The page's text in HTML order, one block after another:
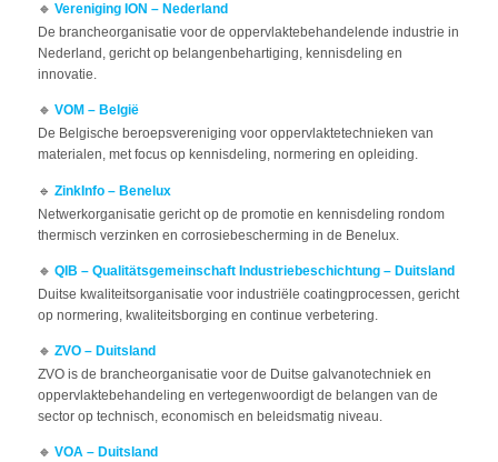
🔹 Vereniging ION – Nederland
De brancheorganisatie voor de oppervlaktebehandelende industrie in
Nederland, gericht op belangenbehartiging, kennisdeling en
innovatie.
🔹 VOM – België
De Belgische beroepsvereniging voor oppervlaktetechnieken van
materialen, met focus op kennisdeling, normering en opleiding.
🔹 ​ ZinkInfo – Benelux
Netwerkorganisatie gericht op de promotie en kennisdeling rondom
thermisch verzinken en corrosiebescherming in de Benelux.
🔹 QIB – Qualitätsgemeinschaft Industriebeschichtung – Duitsland
Duitse kwaliteitsorganisatie voor industriële coatingprocessen, gericht
op normering, kwaliteitsborging en continue verbetering.
🔹 ZVO – Duitsland
ZVO is de brancheorganisatie voor de Duitse galvanotechniek en
oppervlaktebehandeling en vertegenwoordigt de belangen van de
sector op technisch, economisch en beleidsmatig niveau.
🔹 VOA – Duitsland